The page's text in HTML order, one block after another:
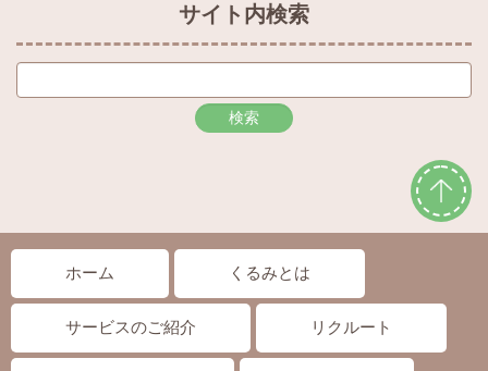
サイト内検索
ホーム くるみとは
サービスのご紹介 リクルート